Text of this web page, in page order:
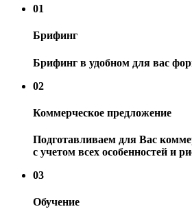
01
Брифинг
Брифинг в удобном для вас
02
Коммерческое предложение
Подготавливаем для Вас
с учетом всех особенностей и
03
Обучение